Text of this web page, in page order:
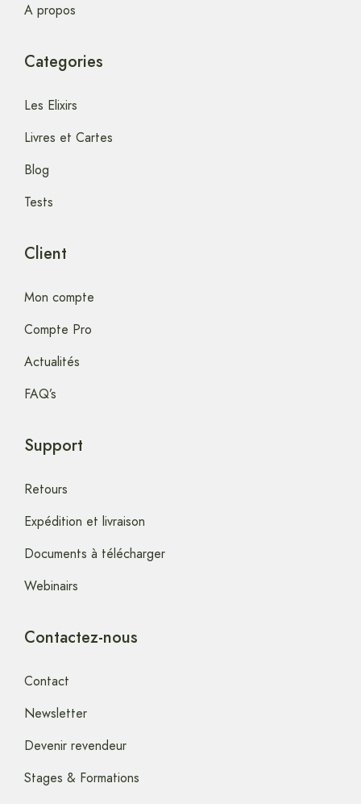
A propos
Categories
Les Elixirs
Livres et Cartes
Blog
Tests
Client
Mon compte
Compte Pro
Actualités
FAQ’s
Support
Retours
Expédition et livraison
Documents à télécharger
Webinairs
Contactez-nous
Contact
Newsletter
Devenir revendeur
Stages & Formations